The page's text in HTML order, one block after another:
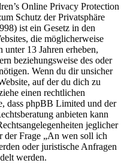
Online Privacy Protection
Schutz der Privatsphäre
ist ein Gesetz in den
die möglicherweise
13 Jahren erheben,
beziehungsweise des oder
Wenn du dir unsicher
auf der du dich zu
einen rechtlichen
dass phpBB Limited und der
anbieten kann
jeglicher
der Frage „An wen soll ich
oder juristische Anfragen
werden.